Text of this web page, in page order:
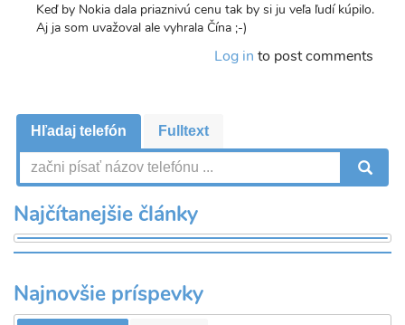
Keď by Nokia dala priaznivú cenu tak by si ju veľa ľudí kúpilo.
Aj ja som uvažoval ale vyhrala Čína ;-)
Log in to post comments
Hľadaj telefón Fulltext
Najčítanejšie články
Najnovšie príspevky